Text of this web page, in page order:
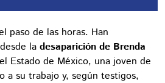
paso de las horas. Han
la desaparición de Brenda
Estado de México, una joven de
a su trabajo y, según testigos,